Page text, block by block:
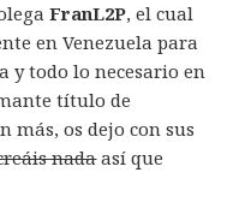
FranL2P, el cual
en Venezuela para
y todo lo necesario en
título de
más, os dejo con sus
nadaasí que